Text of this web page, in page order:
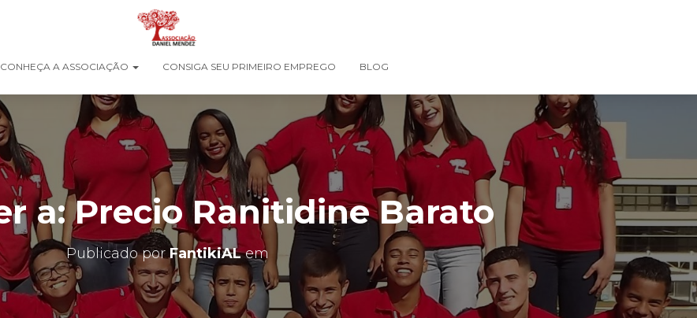
CONHEÇA A ASSOCIAÇÃO CONSIGA SEU PRIMEIRO EMPREGO BLOG
a: Precio Ranitidine Barato
Publicado porFantikiALem